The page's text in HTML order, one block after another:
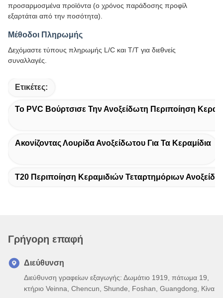
προσαρμοσμένα προϊόντα (ο χρόνος παράδοσης προφίλ
εξαρτάται από την ποσότητα).
Μέθοδοι Πληρωμής
Δεχόμαστε τύπους πληρωμής L/C και T/T για διεθνείς
συναλλαγές.
Ετικέτες:
Το PVC Βούρτσισε Την Ανοξείδωτη Περιποίηση
Ακονίζοντας Λουρίδα Ανοξείδωτου Για Τα Κεραμίδια
T20 Περιποίηση Κεραμιδιών Τεταρτημόριων
Γρήγορη επαφή
Διεύθυνση
Διεύθυνση γραφείων εξαγωγής: Δωμάτιο 1919, πάτωμα 19,
κτήριο Veinna, Chencun, Shunde, Foshan, Guangdong, Κίνα